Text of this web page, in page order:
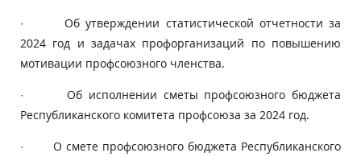
· Об утверждении статистической отчетности за
2024 год и задачах профорганизаций по повышению
мотивации профсоюзного членства.
· Об исполнении сметы профсоюзного бюджета
Республиканского комитета профсоюза за 2024 год.
· О смете профсоюзного бюджета Республиканского